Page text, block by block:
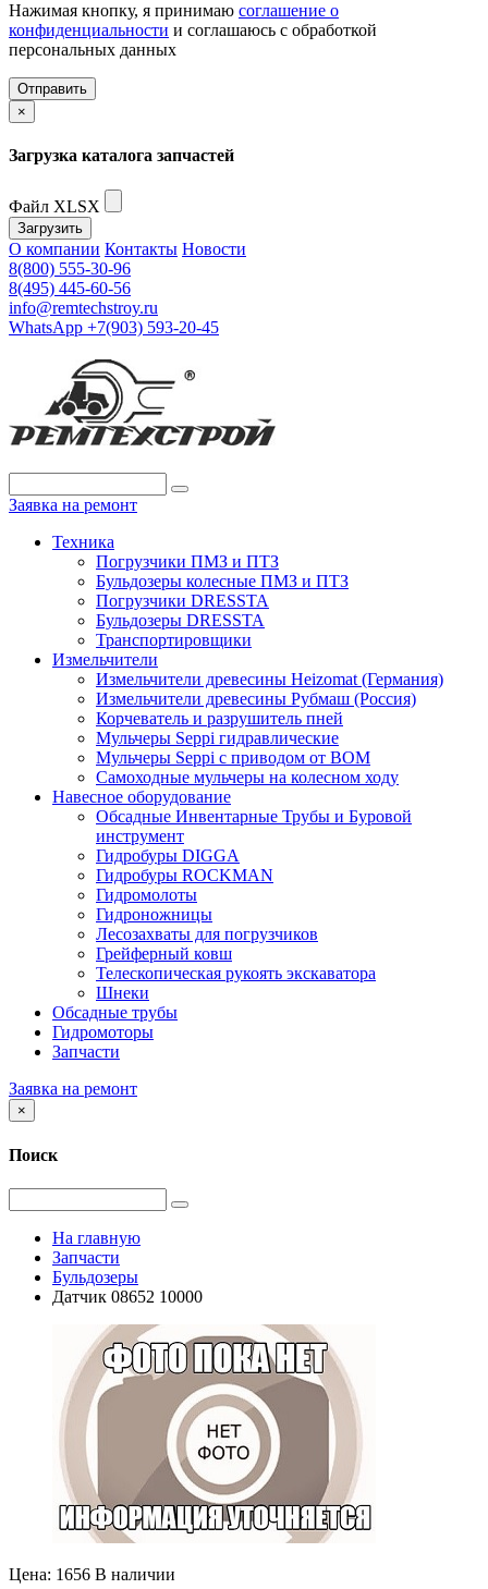
Нажимая кнопку, я принимаю соглашение о
конфиденциальности и соглашаюсь с обработкой
персональных данных
Отправить
×
Загрузка каталога запчастей
Файл XLSX
Загрузить
О компании Контакты Новости
8(800) 555-30-96
8(495) 445-60-56
info@remtechstroy.ru
WhatsApp +7(903) 593-20-45
Заявка на ремонт
Техника
Погрузчики ПМЗ и ПТЗ
Бульдозеры колесные ПМЗ и ПТЗ
Погрузчики DRESSTA
Бульдозеры DRESSTA
Транспортировщики
Измельчители
Измельчители древесины Heizomat (Германия)
Измельчители древесины Рубмаш (Россия)
Корчеватель и разрушитель пней
Мульчеры Seppi гидравлические
Мульчеры Seppi с приводом от ВОМ
Самоходные мульчеры на колесном ходу
Навесное оборудование
Обсадные Инвентарные Трубы и Буровой
инструмент
Гидробуры DIGGA
Гидробуры ROCKMAN
Гидромолоты
Гидроножницы
Лесозахваты для погрузчиков
Грейферный ковш
Телескопическая рукоять экскаватора
Шнеки
Обсадные трубы
Гидромоторы
Запчасти
Заявка на ремонт
×
Поиск
На главную
Запчасти
Бульдозеры
Датчик 08652 10000
Цена: 1656 В наличии